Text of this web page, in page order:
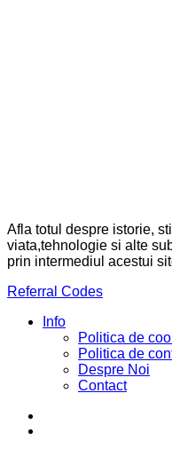
Afla totul despre istorie,
viata,tehnologie si alte
prin intermediul acestui
Referral Codes
Info
Politica de
Politica de
Despre Noi
Contact